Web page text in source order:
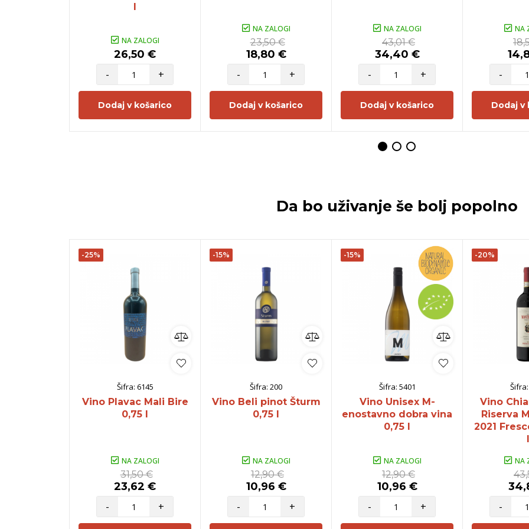
NA ZALOGI
26,50 €
-
+
Dodaj v košarico
NA ZALOGI
23,50 €
18,80 €
-
+
Dodaj v košarico
NA ZALOGI
43,01 €
34,40 €
-
+
Dodaj v košarico
NA
-
Dodaj v
Da bo uživanje še bolj popolno
-25%
Šifra: 6145
Vino Plavac Mali Bire
0,75 l
NA ZALOGI
31,50 €
23,62 €
-
+
-15%
Šifra: 200
Vino Beli pinot Šturm
0,75 l
NA ZALOGI
12,90 €
10,96 €
-
+
-15%
Šifra: 5401
Vino Unisex M-
enostavno dobra vina
0,75 l
NA ZALOGI
12,90 €
10,96 €
-
+
-20%
Šifra:
Vino
Riserva
2021
NA
-